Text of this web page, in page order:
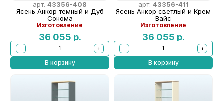
арт. 43356-408
Ясень Анкор темный и Дуб
Сонома
Изготовление
36 055 р.
−
+
В корзину
арт. 43356-411
Ясень Анкор светлый и Крем
Вайс
Изготовление
36 055 р.
−
+
В корзину